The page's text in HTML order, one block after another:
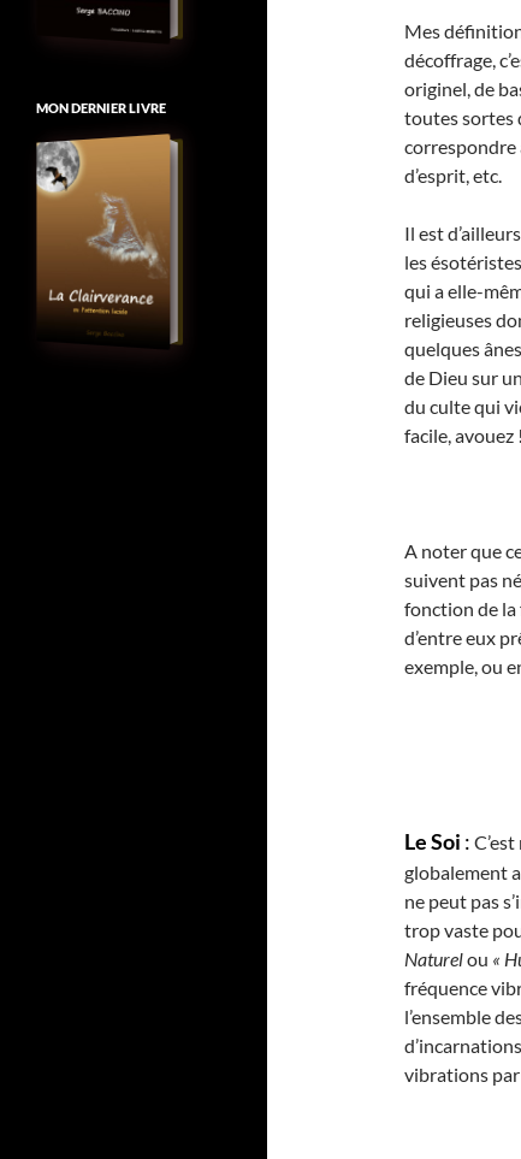
Mes
décoffrage,
originel, de
toutes sortes
correspondre
d’esprit, etc.
Il est
les
qui a elle-
religieuses
quelques
de Dieu sur
du culte qui
facile, avouez
A noter que
suivent pas
fonction de la
d’entre eux
exemple, ou
Le Soi :
globalement
ne peut pas
trop vaste
Naturelou «
fréquence
l’ensemble
vibrations par
MON DERNIER LIVRE